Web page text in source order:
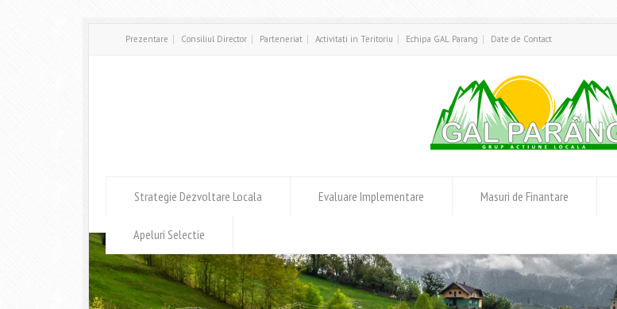
Prezentare Consiliul Director Parteneriat Activitati in Teritoriu Echipa GAL Parang Date de Contact
Strategie Dezvoltare Locala Evaluare Implementare Masuri de Finantare
Apeluri Selectie